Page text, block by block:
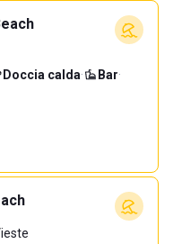
Doccia calda· Bar·